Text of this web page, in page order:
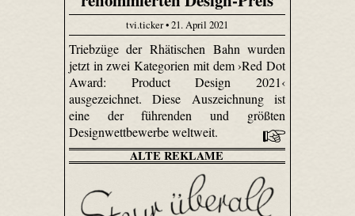
tvi.ticker • 21. April 2021
Triebzüge der Rhätischen Bahn wurden
jetzt in zwei Kategorien mit dem ›Red Dot
Award: Product Design 2021‹
ausgezeichnet. Diese Auszeichnung ist
eine der führenden und größten
Designwettbewerbe weltweit.
ALTE REKLAME